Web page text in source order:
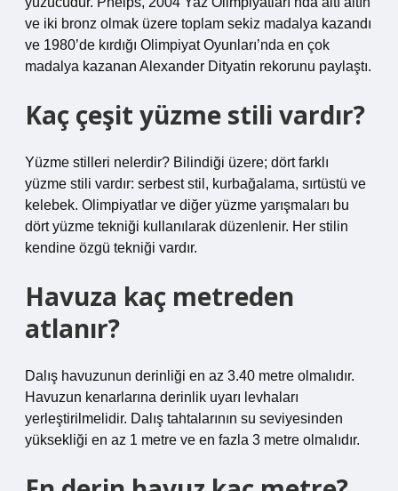
ve iki bronz olmak üzere toplam sekiz madalya kazandı
ve 1980’de kırdığı Olimpiyat Oyunları’nda en çok
madalya kazanan Alexander Dityatin rekorunu paylaştı.
Kaç çeşit yüzme stili vardır?
Yüzme stilleri nelerdir? Bilindiği üzere; dört farklı
yüzme stili vardır: serbest stil, kurbağalama, sırtüstü ve
kelebek. Olimpiyatlar ve diğer yüzme yarışmaları bu
dört yüzme tekniği kullanılarak düzenlenir. Her stilin
kendine özgü tekniği vardır.
Havuza kaç metreden
atlanır?
Dalış havuzunun derinliği en az 3.40 metre olmalıdır.
Havuzun kenarlarına derinlik uyarı levhaları
yerleştirilmelidir. Dalış tahtalarının su seviyesinden
yüksekliği en az 1 metre ve en fazla 3 metre olmalıdır.